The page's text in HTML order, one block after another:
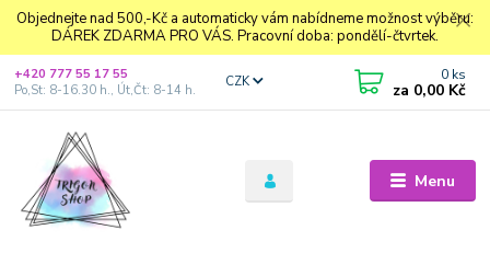
Objednejte nad 500,-Kč a automaticky vám nabídneme možnost výběru:
DÁREK ZDARMA PRO VÁS. Pracovní doba: pondělí-čtvrtek.
Menu
CZK
+420 777 55 17 55
Po,St: 8-16.30 h., Út,Čt: 8-14 h.
0 ks
za 0,00 Kč